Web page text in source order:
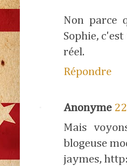
Non parce
Sophie,
réel.
Répondre
Anonyme
Mais
blogeuse
jaymes,